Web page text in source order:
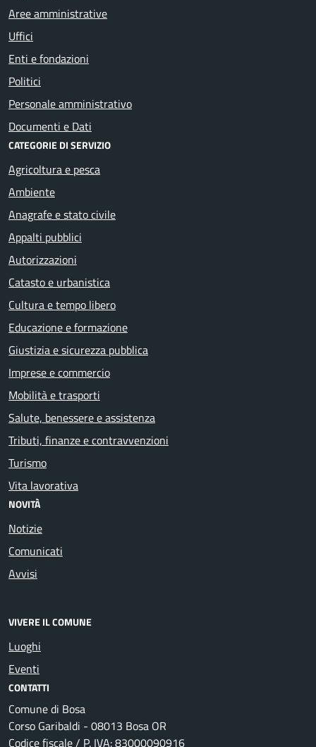
Aree amministrative
Uffici
Enti e fondazioni
Politici
Personale amministrativo
Documenti e Dati
CATEGORIE DI SERVIZIO
Agricoltura e pesca
Ambiente
Anagrafe e stato civile
Appalti pubblici
Autorizzazioni
Catasto e urbanistica
Cultura e tempo libero
Educazione e formazione
Giustizia e sicurezza pubblica
Imprese e commercio
Mobilità e trasporti
Salute, benessere e assistenza
Tributi, finanze e contravvenzioni
Turismo
Vita lavorativa
NOVITÀ
Notizie
Comunicati
Avvisi
VIVERE IL COMUNE
Luoghi
Eventi
CONTATTI
Comune di Bosa
Corso Garibaldi - 08013 Bosa OR
Codice fiscale / P. IVA: 83000090916